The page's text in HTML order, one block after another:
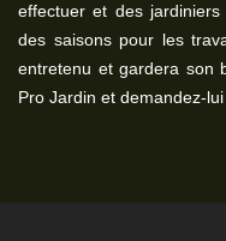
effectuer et des
des saisons pour les
entretenu et gardera son
Pro Jardin et demandez-lui